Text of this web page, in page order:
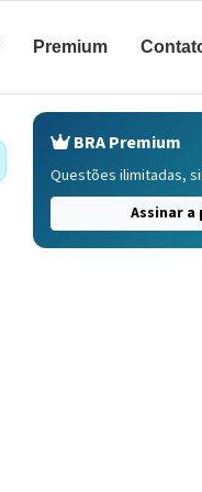
Premium
BRA Premium
Questões ilimitadas,
Assinar a